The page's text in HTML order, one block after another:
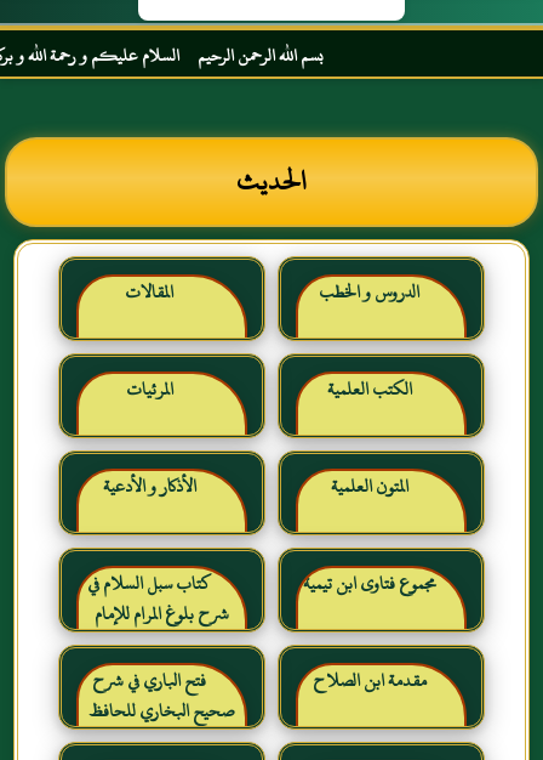
بسم الله الرحمن الرحيم السلام عليكم و رحمة الله و
الحديث
الدروس و الخطب المقالات
الكتب العلمية المرئيات
المتون العلمية الأذكار و الأدعية
مجموع فتاوى ابن تيمية
كتاب سبل السلام في
شرح بلوغ المرام للإمام
الصنعاني رحمه الله
مقدمة ابن الصلاح
فتح الباري في شرح
صحيح البخاري للحافظ
ابن حجر العسقلاني